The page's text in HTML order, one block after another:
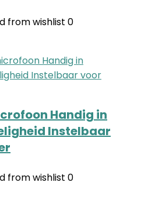
from wishlist 0
Handig in
Instelbaar
from wishlist 0